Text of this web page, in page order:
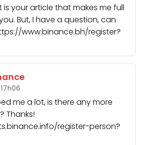
is your article that makes me full
But, I have a question, can
www.binance.bh/register?
me a lot, is there any more
Thanks!
register-person?